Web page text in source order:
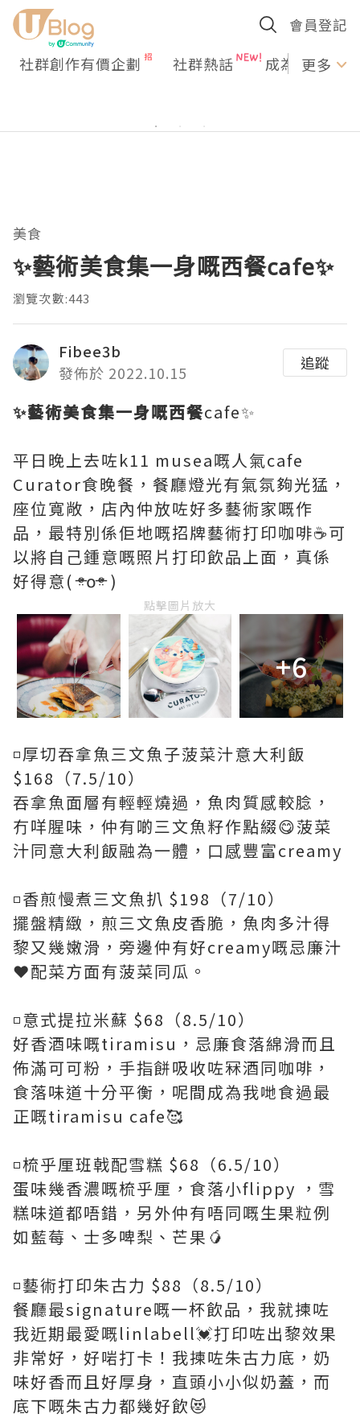
會員登記
社群創作有價企劃 社群熱話 成為U更多
美食
✨藝術美食集一身嘅西餐cafe✨
瀏覽次數:443
Fibee3b
發佈於 2022.10.15
追蹤
✨藝術美食集一身嘅西餐cafe✨
平日晚上去咗k11 musea嘅人氣cafe
Curator食晚餐，餐廳燈光有氣氛夠光猛，
座位寬敞，店內仲放咗好多藝術家嘅作
品，最特別係佢地嘅招牌藝術打印咖啡☕️可
以將自己鍾意嘅照片打印飲品上面，真係
好得意( ᵒ̴̶̷̤໐ᵒ̴̶̷̤ )
點擊圖片放大
+6
◽️厚切吞拿魚三文魚子菠菜汁意大利飯
$168（7.5/10）
吞拿魚面層有輕輕燒過，魚肉質感較腍，
冇咩腥味，仲有啲三文魚籽作點綴😋菠菜
汁同意大利飯融為一體，口感豐富creamy
◽️香煎慢煮三文魚扒 $198（7/10）
擺盤精緻，煎三文魚皮香脆，魚肉多汁得
黎又幾嫩滑，旁邊仲有好creamy嘅忌廉汁
❤️配菜方面有菠菜同瓜。
◽️意式提拉米蘇 $68（8.5/10）
好香酒味嘅tiramisu，忌廉食落綿滑而且
佈滿可可粉，手指餅吸收咗冧酒同咖啡，
食落味道十分平衡，呢間成為我哋食過最
正嘅tiramisu cafe🥰
◽️梳乎厘班戟配雪糕 $68（6.5/10）
蛋味幾香濃嘅梳乎厘，食落小flippy ，雪
糕味道都唔錯，另外仲有唔同嘅生果粒例
如藍莓、士多啤梨、芒果🥭
◽️藝術打印朱古力 $88（8.5/10）
餐廳最signature嘅一杯飲品，我就揀咗
我近期最愛嘅linlabell💓打印咗出黎效果
非常好，好啱打卡！我揀咗朱古力底，奶
味好香而且好厚身，直頭小小似奶蓋，而
底下嘅朱古力都幾好飲😻